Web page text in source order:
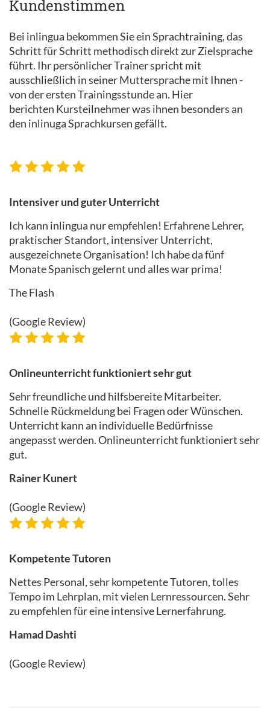
Kundenstimmen
Bei inlingua bekommen Sie ein Sprachtraining, das
Schritt für Schritt methodisch direkt zur Zielsprache
führt. Ihr persönlicher Trainer spricht mit
ausschließlich in seiner Muttersprache mit Ihnen -
von der ersten Trainingsstunde an. Hier
berichten Kursteilnehmer was ihnen besonders an
den inlinuga Sprachkursen gefällt.
Intensiver und guter Unterricht
Ich kann inlingua nur empfehlen! Erfahrene Lehrer,
praktischer Standort, intensiver Unterricht,
ausgezeichnete Organisation! Ich habe da fünf
Monate Spanisch gelernt und alles war prima!
The Flash
(Google Review)
Onlineunterricht funktioniert sehr gut
Sehr freundliche und hilfsbereite Mitarbeiter.
Schnelle Rückmeldung bei Fragen oder Wünschen.
Unterricht kann an individuelle Bedürfnisse
angepasst werden. Onlineunterricht funktioniert sehr
gut.
Rainer Kunert
(Google Review)
Kompetente Tutoren
Nettes Personal, sehr kompetente Tutoren, tolles
Tempo im Lehrplan, mit vielen Lernressourcen. Sehr
zu empfehlen für eine intensive Lernerfahrung.
Hamad Dashti
(Google Review)